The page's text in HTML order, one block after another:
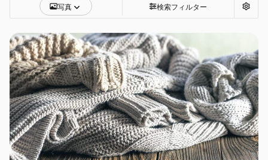
写真 検索フィルター